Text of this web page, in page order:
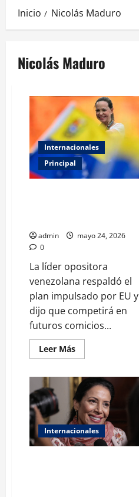
Inicio Nicolás Maduro
Nicolás Maduro
Internacionales
Principal
admin
mayo 24, 2026
0
La líder opositora
venezolana respaldó el
plan impulsado por EU y
dijo que competirá en
futuros comicios...
Leer MásLeer
más
María
Corina
Machado
confirma
que
buscará
la
presidencia
de
Internacionales